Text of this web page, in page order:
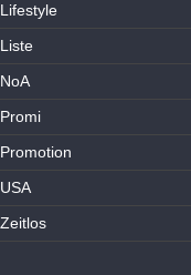
Lifestyle
Liste
NoA
Promi
Promotion
USA
Zeitlos